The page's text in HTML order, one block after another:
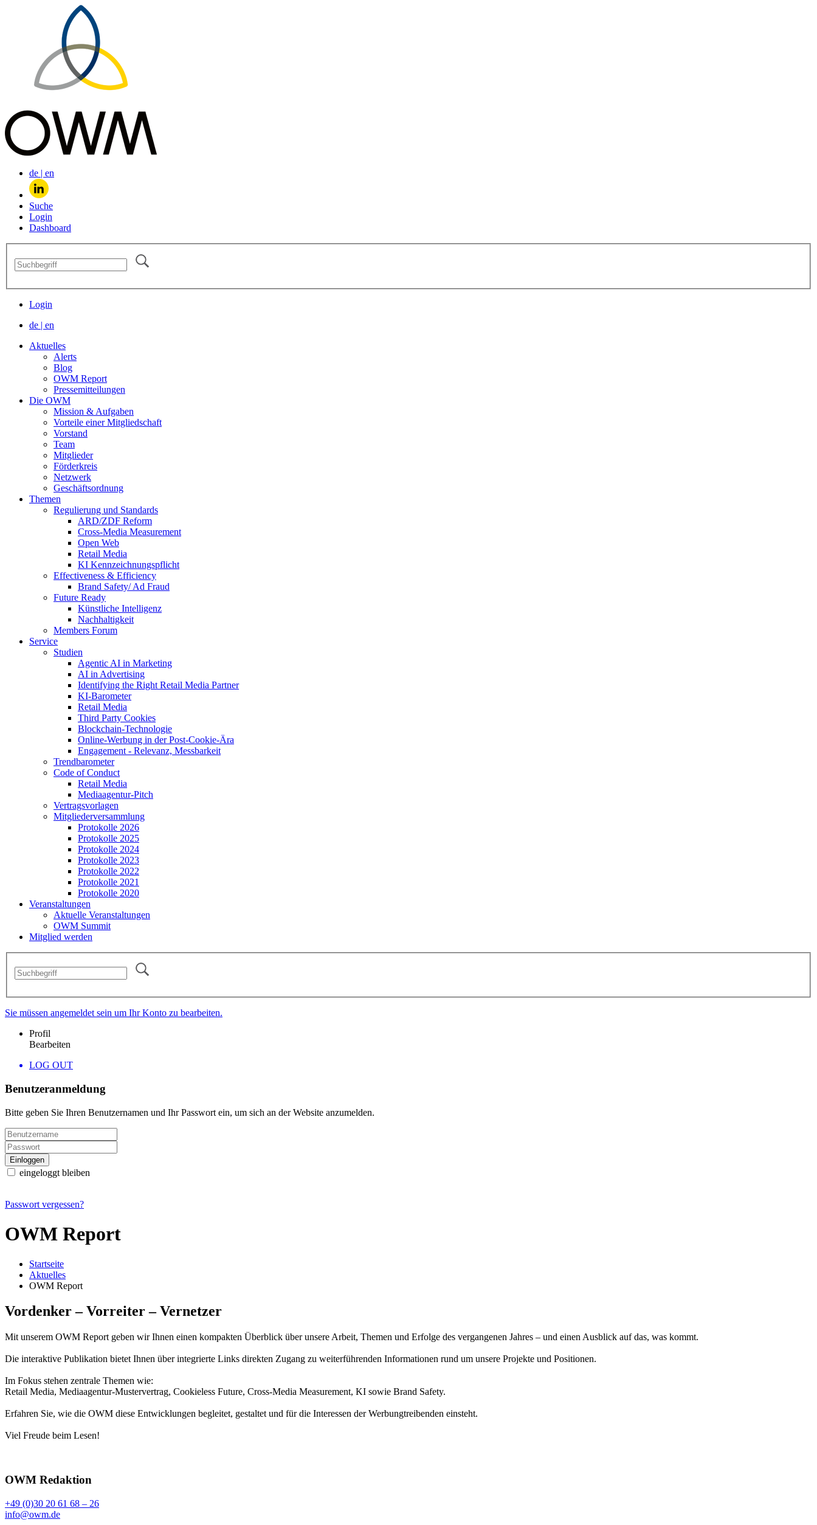
de | en
Suche
Login
Dashboard
Login
de | en
Aktuelles
Alerts
Blog
OWM Report
Pressemitteilungen
Die OWM
Mission & Aufgaben
Vorteile einer Mitgliedschaft
Vorstand
Team
Mitglieder
Förderkreis
Netzwerk
Geschäftsordnung
Themen
Regulierung und Standards
ARD/ZDF Reform
Cross-Media Measurement
Open Web
Retail Media
KI Kennzeichnungspflicht
Effectiveness & Efficiency
Brand Safety/ Ad Fraud
Future Ready
Künstliche Intelligenz
Nachhaltigkeit
Members Forum
Service
Studien
Agentic AI in Marketing
AI in Advertising
Identifying the Right Retail Media Partner
KI-Barometer
Retail Media
Third Party Cookies
Blockchain-Technologie
Online-Werbung in der Post-Cookie-Ära
Engagement - Relevanz, Messbarkeit
Trendbarometer
Code of Conduct
Retail Media
Mediaagentur-Pitch
Vertragsvorlagen
Mitgliederversammlung
Protokolle 2026
Protokolle 2025
Protokolle 2024
Protokolle 2023
Protokolle 2022
Protokolle 2021
Protokolle 2020
Veranstaltungen
Aktuelle Veranstaltungen
OWM Summit
Mitglied werden
Sie müssen angemeldet sein um Ihr Konto zu bearbeiten.
Profil
Bearbeiten
LOG OUT
Benutzeranmeldung
Bitte geben Sie Ihren Benutzernamen und Ihr Passwort ein, um sich an der Website anzumelden.
eingeloggt bleiben
Passwort vergessen?
OWM Report
Startseite
Aktuelles
OWM Report
Vordenker – Vorreiter – Vernetzer
Mit unserem OWM Report geben wir Ihnen einen kompakten Überblick über unsere Arbeit, Themen und Erfolge des vergangenen Jahres – und einen Ausblick auf das, was kommt.
Die interaktive Publikation bietet Ihnen über integrierte Links direkten Zugang zu weiterführenden Informationen rund um unsere Projekte und Positionen.
Im Fokus stehen zentrale Themen wie:
Retail Media, Mediaagentur-Mustervertrag, Cookieless Future, Cross-Media Measurement, KI sowie Brand Safety.
Erfahren Sie, wie die OWM diese Entwicklungen begleitet, gestaltet und für die Interessen der Werbungtreibenden einsteht.
Viel Freude beim Lesen!
OWM Redaktion
+49 (0)30 20 61 68 – 26
info@owm.de